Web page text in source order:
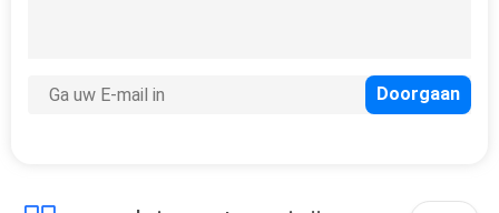
het Muurstaal